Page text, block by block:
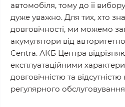
автомобіля, тому до її
дуже уважно. Для тих, хто
довговічності, ми можемо
акумулятори від
Centra. АКБ Центра
експлуатаційними
довговічністю та відсутністю
регулярного